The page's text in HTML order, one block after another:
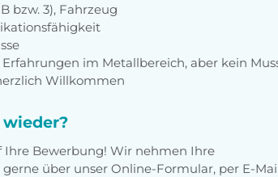
bzw. 3), Fahrzeug
im Metallbereich, aber kein
Willkommen
wieder?
Ihre Bewerbung! Wir nehmen Ihre
über unser Online-Formular, per E-